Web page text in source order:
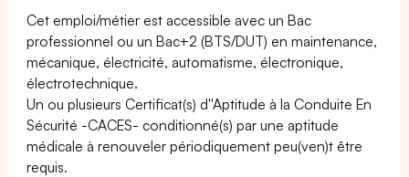
Cet emploi/métier est accessible avec un Bac
professionnel ou un Bac+2 (BTS/DUT) en maintenance,
mécanique, électricité, automatisme, électronique,
électrotechnique.
Un ou plusieurs Certificat(s) d''Aptitude à la Conduite En
Sécurité -CACES- conditionné(s) par une aptitude
médicale à renouveler périodiquement peu(ven)t être
requis.